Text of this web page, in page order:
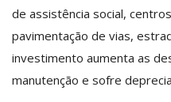
de assistência social,
pavimentação de vias,
investimento aumenta as
manutenção e sofre